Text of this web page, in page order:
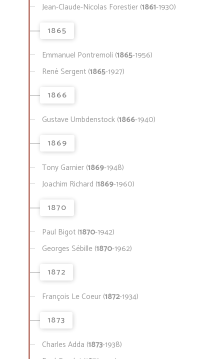
Jean-Claude-Nicolas Forestier (1861-1930)
1865
Emmanuel Pontremoli (1865-1956)
René Sergent (1865-1927)
1866
Gustave Umbdenstock (1866-1940)
1869
Tony Garnier (1869-1948)
Joachim Richard (1869-1960)
1870
Paul Bigot (1870-1942)
Georges Sébille (1870-1962)
1872
François Le Coeur (1872-1934)
1873
Charles Adda (1873-1938)